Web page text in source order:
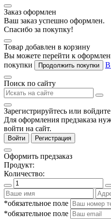
Заказ оформлен
Ваш заказ успешно оформлен.
Спасибо за покупку!
Товар добавлен в корзину
Вы можете перейти к
покупки
Продолжить покупки В
Поиск по сайту
Зарегистрируйтесь или войдите
Для оформления предзаказа
войти на сайт.
Войти Регистрация
Оформить предзаказ
Продукт:
Количество:
*обязательное поле
*обязательное поле